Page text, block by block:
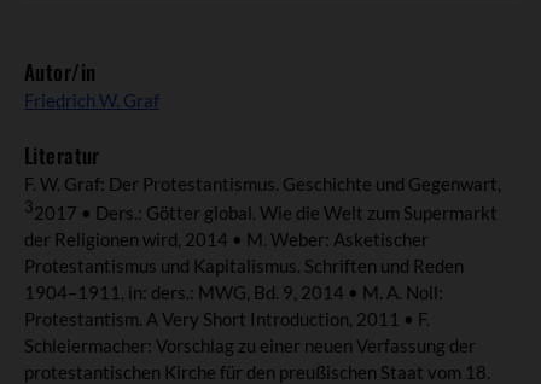
Autor/in
Friedrich W. Graf
Literatur
F. W. Graf: Der Protestantismus. Geschichte und Gegenwart,
32017 • Ders.: Götter global. Wie die Welt zum Supermarkt
der Religionen wird, 2014 • M. Weber: Asketischer
Protestantismus und Kapitalismus. Schriften und Reden
1904–1911, in: ders.: MWG, Bd. 9, 2014 • M. A. Noll:
Protestantism. A Very Short Introduction, 2011 • F.
Schleiermacher: Vorschlag zu einer neuen Verfassung der
protestantischen Kirche für den preußischen Staat vom 18.